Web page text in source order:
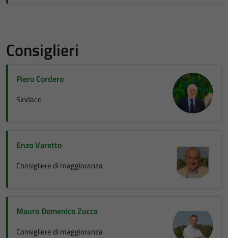
Consiglieri
Piero Cordero
Sindaco
Enzo Varetto
Consigliere di maggioranza
Mauro Domenico Zucca
Consigliere di maggioranza